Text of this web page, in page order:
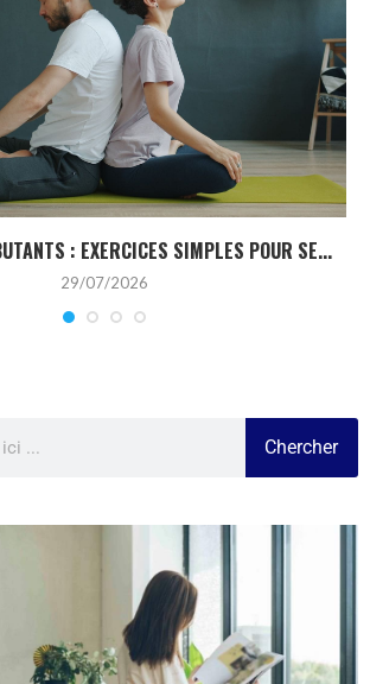
: EXERCICES SIMPLES POUR SE...
29/07/2026
Chercher